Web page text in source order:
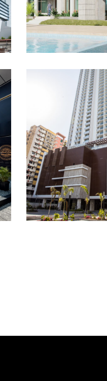
Condado
PROYECTOS